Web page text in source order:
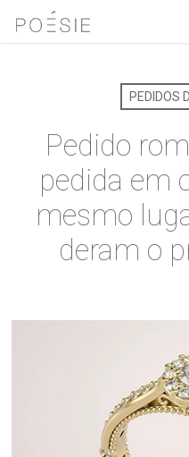
PEDIDOS
Pedido
pedida em
mesmo
deram o